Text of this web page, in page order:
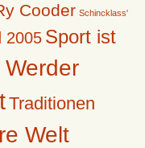
Cooder Schincklass'
2005 Sport ist
Werder
Traditionen
Welt